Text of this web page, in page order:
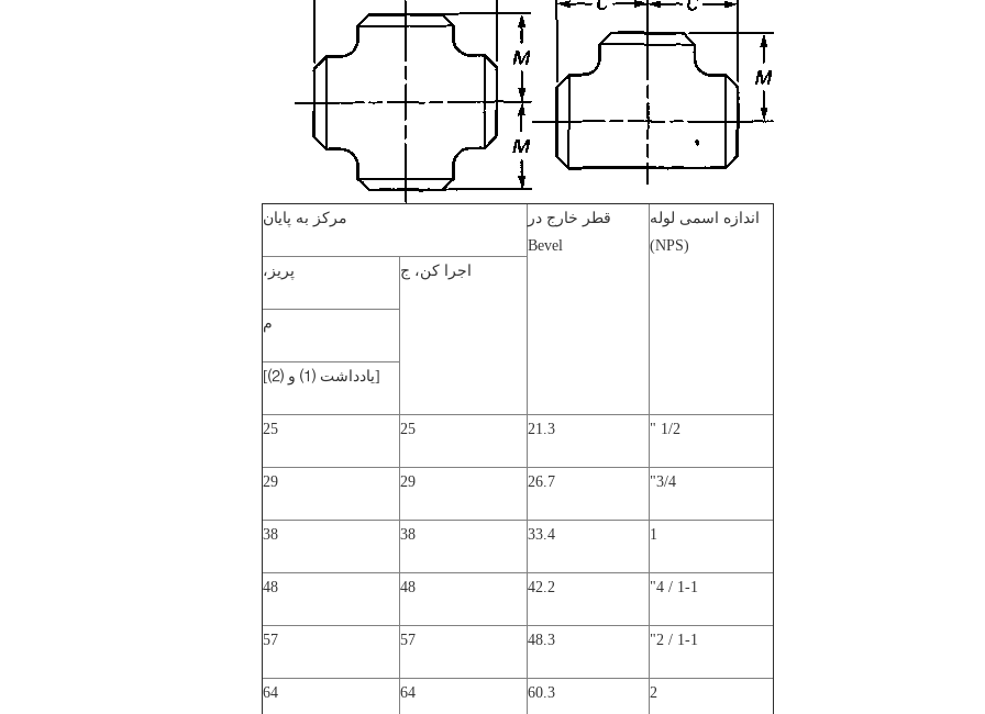
اندازه اسمی لوله
(NPS)
قطر خارج در
Bevel
مرکز به پایان
اجرا کن، ج پریز،
م
[یادداشت ⑴ و ⑵
]
1/2 "
21.3
25
25
3/4
"
26.7
29
29
1
33.4
38
38
1-1 / 4
"
42.2
48
48
1-1 / 2
"
48.3
57
57
2
60.3
64
64